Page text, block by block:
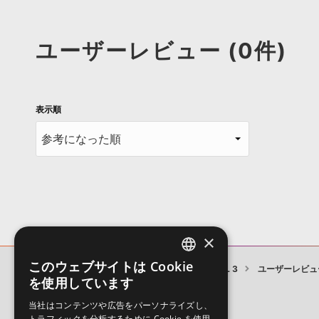
ユーザーレビュー (0件)
表示順
COMMERCIAL EDM VOCALS VOL 3 ユーザーレビ
ENGLISH
×
このウェブサイトは Cookie
を使用しています
当社はコンテンツや広告をパーソナライズし、